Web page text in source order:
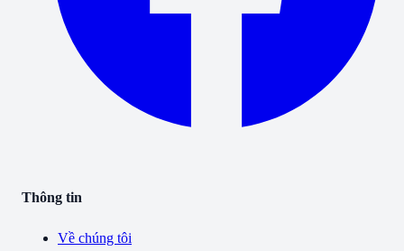
Thông tin
Về chúng tôi